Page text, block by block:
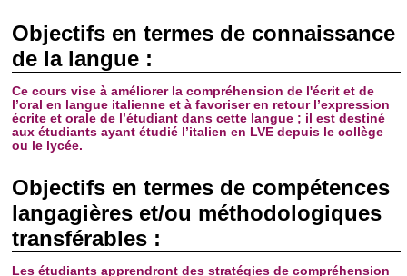
Objectifs en termes de connaissance
de la langue :
Ce cours vise à améliorer la compréhension de l'écrit et de
l’oral en langue italienne et à favoriser en retour l’expression
écrite et orale de l’étudiant dans cette langue ; il est destiné
aux étudiants ayant étudié l’italien en LVE depuis le collège
ou le lycée.
Objectifs en termes de compétences
langagières et/ou méthodologiques
transférables :
Les étudiants apprendront des stratégies de compréhension